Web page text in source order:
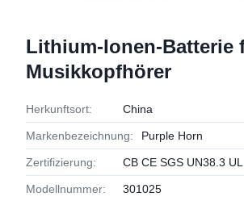
Lithium-Ionen-Batterie
Musikkopfhörer
Herkunftsort: China
Markenbezeichnung: Purple Horn
Zertifizierung: CB CE SGS UN38.3 UL
Modellnummer: 301025